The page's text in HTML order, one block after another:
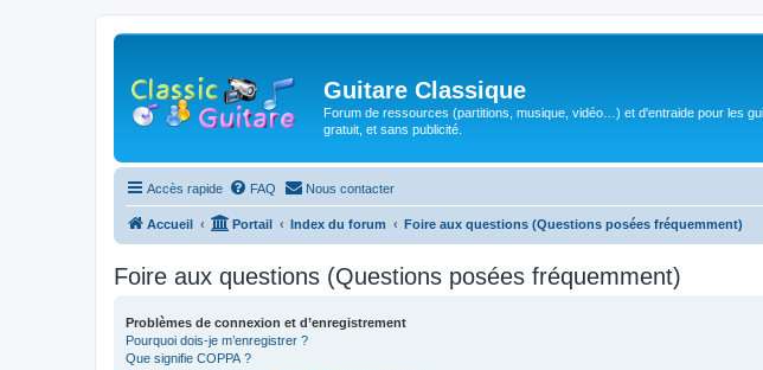
Guitare Classique
Forum de ressources (partitions, musique, vidéo…) et d'entraide pour les
gratuit, et sans publicité.
Accès rapide FAQ Nous contacter
Accueil Portail Index du forum Foire aux questions (Questions posées fréquemment)
Foire aux questions (Questions posées fréquemment)
Problèmes de connexion et d’enregistrement
Pourquoi dois-je m’enregistrer ?
Que signifie COPPA ?